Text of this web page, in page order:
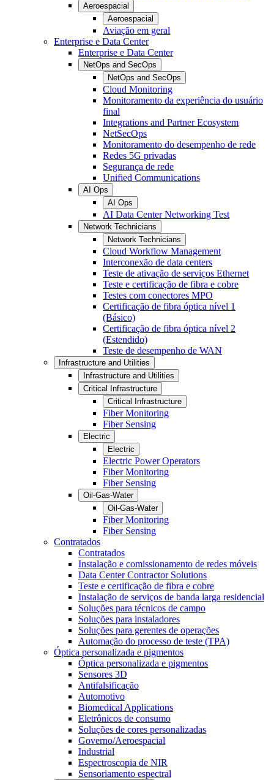
Aeroespacial
Aeroespacial
Aviação em geral
Enterprise e Data Center
Enterprise e Data Center
NetOps and SecOps
NetOps and SecOps
Cloud Monitoring
Monitoramento da experiência do usuário
final
Integrations and Partner Ecosystem
NetSecOps
Monitoramento do desempenho de rede
Redes 5G privadas
Segurança de rede
Unified Communications
AI Ops
AI Ops
AI Data Center Networking Test
Network Technicians
Network Technicians
Cloud Workflow Management
Interconexão de data centers
Teste de ativação de serviços Ethernet
Teste e certificação de fibra e cobre
Testes com conectores MPO
Certificação de fibra óptica nível 1
(Básico)
Certificação de fibra óptica nível 2
(Estendido)
Teste de desempenho de WAN
Infrastructure and Utilities
Infrastructure and Utilities
Critical Infrastructure
Critical Infrastructure
Fiber Monitoring
Fiber Sensing
Electric
Electric
Electric Power Operators
Fiber Monitoring
Fiber Sensing
Oil-Gas-Water
Oil-Gas-Water
Fiber Monitoring
Fiber Sensing
Contratados
Contratados
Instalação e comissionamento de redes móveis
Data Center Contractor Solutions
Teste e certificação de fibra e cobre
Instalação de serviços de banda larga residencial
Soluções para técnicos de campo
Soluções para instaladores
Soluções para gerentes de operações
Automação do processo de teste (TPA)
Óptica personalizada e pigmentos
Óptica personalizada e pigmentos
Sensores 3D
Antifalsificação
Automotivo
Biomedical Applications
Eletrônicos de consumo
Soluções de cores personalizadas
Governo/Aeroespacial
Industrial
Espectroscopia de NIR
Sensoriamento espectral